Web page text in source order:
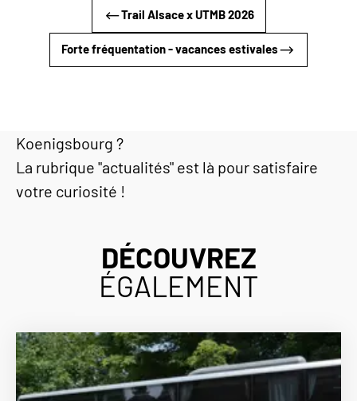
Trail Alsace x UTMB 2026
Forte fréquentation - vacances estivales
Koenigsbourg ?
La rubrique "actualités" est là pour satisfaire
votre curiosité !
DÉCOUVREZ
ÉGALEMENT